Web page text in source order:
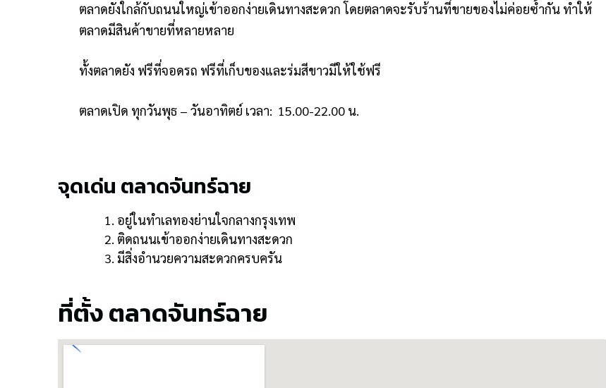
ตลาดยังใกล้กับถนนใหญ่เข้าออกง่ายเดินทางสะดวก โดยตลาดจะรับร้านที่ขายของไม่ค่อยซ้ำกัน ทำให้
ตลาดมีสินค้าขายที่หลายหลาย
ทั้งตลาดยัง ฟรีที่จอดรถ ฟรีที่เก็บของและร่มสีขาวมีให้ใช้ฟรี
ตลาดเปิด ทุกวันพุธ – วันอาทิตย์ เวลา: 15.00-22.00 น.
จุดเด่น ตลาดจันทร์ฉาย
อยู่ในทำเลทองย่านใจกลางกรุงเทพ
ติดถนนเข้าออกง่ายเดินทางสะดวก
มีสิ่งอำนวยความสะดวกครบครัน
ที่ตั้ง ตลาดจันทร์ฉาย